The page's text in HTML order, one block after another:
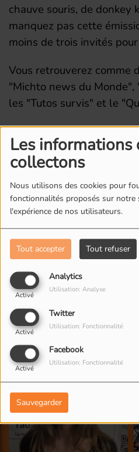
Les informations
collectons
Nous utilisons des cookies pour
fonctionnalités proposés sur notre
l'expérience de nos utilisateurs.
Tout accepter Tout refuser
Analytics
Activé
Utilisation: Analyse
Twitter
Activé
Utilisation: Fonctionnalité
Facebook
Activé
Utilisation: Fonctionnalité
Sauvegarder
chauve souris, de donkey
manquez pas cette
moins de trois invités
Vous retrouverez comme
"Michto news du Monde",
les "Tutos survis" et le
L'ÉQUIPE DE RADIO M'S